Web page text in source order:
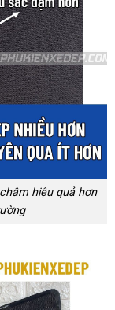
hiệu quả hơn